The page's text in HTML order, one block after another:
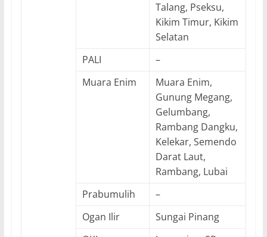
Talang, Pseksu,
Kikim Timur, Kikim
Selatan
PALI
–
Muara Enim
Muara Enim,
Gunung Megang,
Gelumbang,
Rambang Dangku,
Kelekar, Semendo
Darat Laut,
Rambang, Lubai
Prabumulih
–
Ogan Ilir
Sungai Pinang